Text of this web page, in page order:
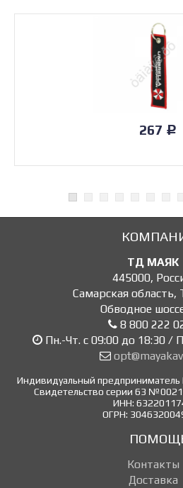
267 Р
ТД МАЯК
445000,
Самарская область,
Обводное
8 800 222
Пн.-Чт. с 09:00 до 18:30 /
Индивидуальный предприниматель
Свидетельство серии 63
ИНН:
ОГРН:
Контакты
Доставка